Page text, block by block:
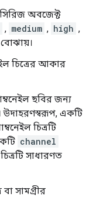
অবজেক্ট
, medium , high ,
বোঝায়।
চিত্রের আকার
ছবির জন্য
উদাহরণস্বরূপ, একটি
চিত্রটি
channel
সাধারণত
সামগ্রীর